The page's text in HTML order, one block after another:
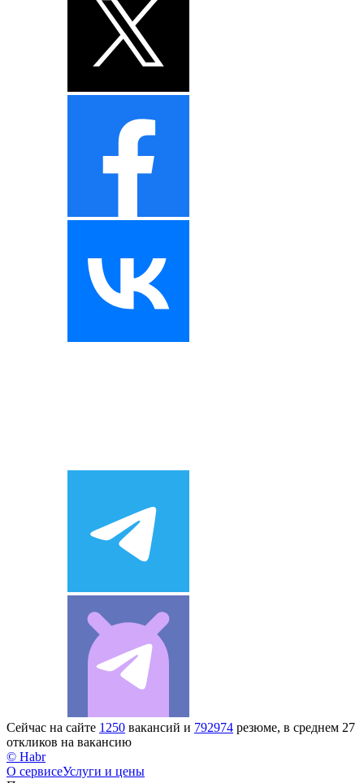
Сейчас на сайте 1250 вакансий и 792974 резюме, в среднем 27
откликов на вакансию
© Habr
О сервисеУслуги и цены